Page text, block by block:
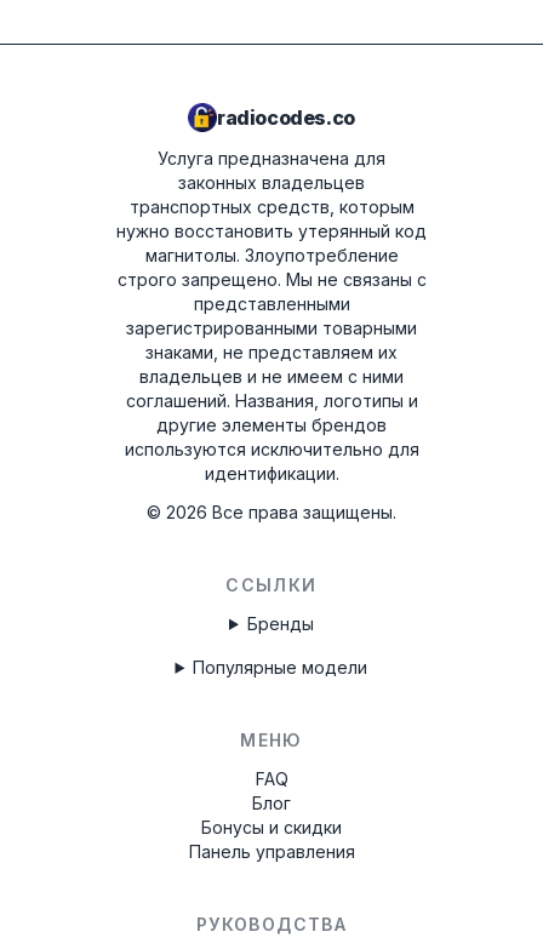
radiocodes.co
Услуга предназначена для
законных владельцев
транспортных средств, которым
нужно восстановить утерянный код
магнитолы. Злоупотребление
строго запрещено. Мы не связаны с
представленными
зарегистрированными товарными
знаками, не представляем их
владельцев и не имеем с ними
соглашений. Названия, логотипы и
другие элементы брендов
используются исключительно для
идентификации.
© 2026 Все права защищены.
ССЫЛКИ
Бренды
Популярные модели
МЕНЮ
FAQ
Блог
Бонусы и скидки
Панель управления
РУКОВОДСТВА